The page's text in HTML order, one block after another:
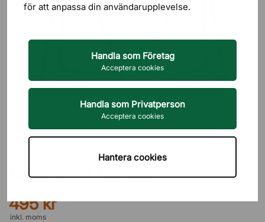
för att anpassa din användarupplevelse.
Handla som Företag
Acceptera cookies
Handla som Privatperson
Acceptera cookies
Hantera cookies
Hyllkonsol Pythagoras
495 kr
inkl. moms